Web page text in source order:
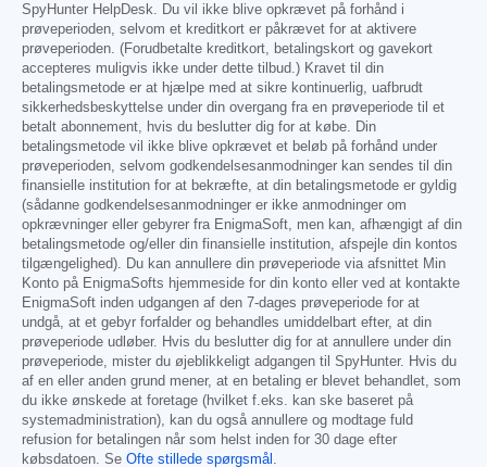
SpyHunter HelpDesk. Du vil ikke blive opkrævet på forhånd i
prøveperioden, selvom et kreditkort er påkrævet for at aktivere
prøveperioden. (Forudbetalte kreditkort, betalingskort og gavekort
accepteres muligvis ikke under dette tilbud.) Kravet til din
betalingsmetode er at hjælpe med at sikre kontinuerlig, uafbrudt
sikkerhedsbeskyttelse under din overgang fra en prøveperiode til et
betalt abonnement, hvis du beslutter dig for at købe. Din
betalingsmetode vil ikke blive opkrævet et beløb på forhånd under
prøveperioden, selvom godkendelsesanmodninger kan sendes til din
finansielle institution for at bekræfte, at din betalingsmetode er gyldig
(sådanne godkendelsesanmodninger er ikke anmodninger om
opkrævninger eller gebyrer fra EnigmaSoft, men kan, afhængigt af din
betalingsmetode og/eller din finansielle institution, afspejle din kontos
tilgængelighed). Du kan annullere din prøveperiode via afsnittet Min
Konto på EnigmaSofts hjemmeside for din konto eller ved at kontakte
EnigmaSoft inden udgangen af den 7-dages prøveperiode for at
undgå, at et gebyr forfalder og behandles umiddelbart efter, at din
prøveperiode udløber. Hvis du beslutter dig for at annullere under din
prøveperiode, mister du øjeblikkeligt adgangen til SpyHunter. Hvis du
af en eller anden grund mener, at en betaling er blevet behandlet, som
du ikke ønskede at foretage (hvilket f.eks. kan ske baseret på
systemadministration), kan du også annullere og modtage fuld
refusion for betalingen når som helst inden for 30 dage efter
købsdatoen. Se Ofte stillede spørgsmål .